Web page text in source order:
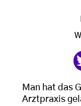
Man hat das
Arztpraxis